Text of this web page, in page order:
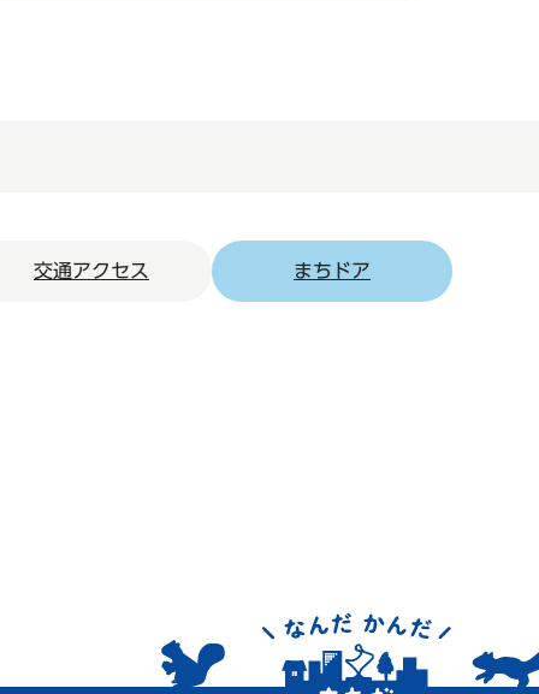
交通アクセス まちドア